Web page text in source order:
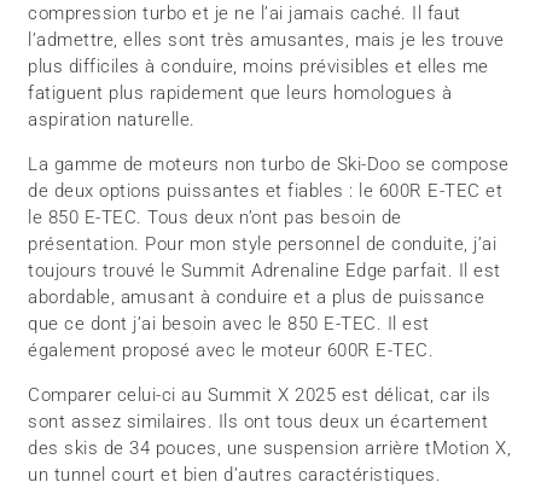
compression turbo et je ne l’ai jamais caché. Il faut
l’admettre, elles sont très amusantes, mais je les trouve
plus difficiles à conduire, moins prévisibles et elles me
fatiguent plus rapidement que leurs homologues à
aspiration naturelle.
La gamme de moteurs non turbo de Ski-Doo se compose
de deux options puissantes et fiables : le 600R E-TEC et
le 850 E-TEC. Tous deux n’ont pas besoin de
présentation. Pour mon style personnel de conduite, j’ai
toujours trouvé le Summit Adrenaline Edge parfait. Il est
abordable, amusant à conduire et a plus de puissance
que ce dont j’ai besoin avec le 850 E-TEC. Il est
également proposé avec le moteur 600R E-TEC.
Comparer celui-ci au Summit X 2025 est délicat, car ils
sont assez similaires. Ils ont tous deux un écartement
des skis de 34 pouces, une suspension arrière tMotion X,
un tunnel court et bien d’autres caractéristiques.